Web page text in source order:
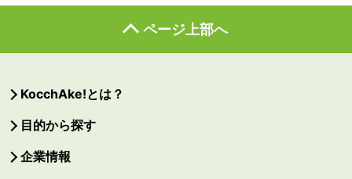
ページ上部へ
KocchAke!とは？
目的から探す
企業情報